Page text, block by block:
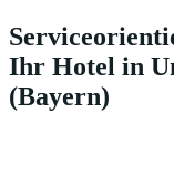
Ihr Hotel in
(Bayern)